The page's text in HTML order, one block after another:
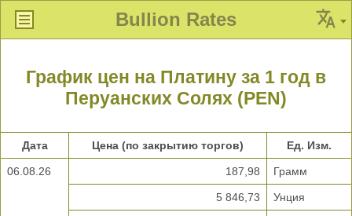
Bullion Rates
График цен на Платину за 1 год в
Перуанских Солях (PEN)
Дата Цена (по закрытию торгов) Ед. Изм.
06.08.26 187,98 Грамм
5 846,73 Унция